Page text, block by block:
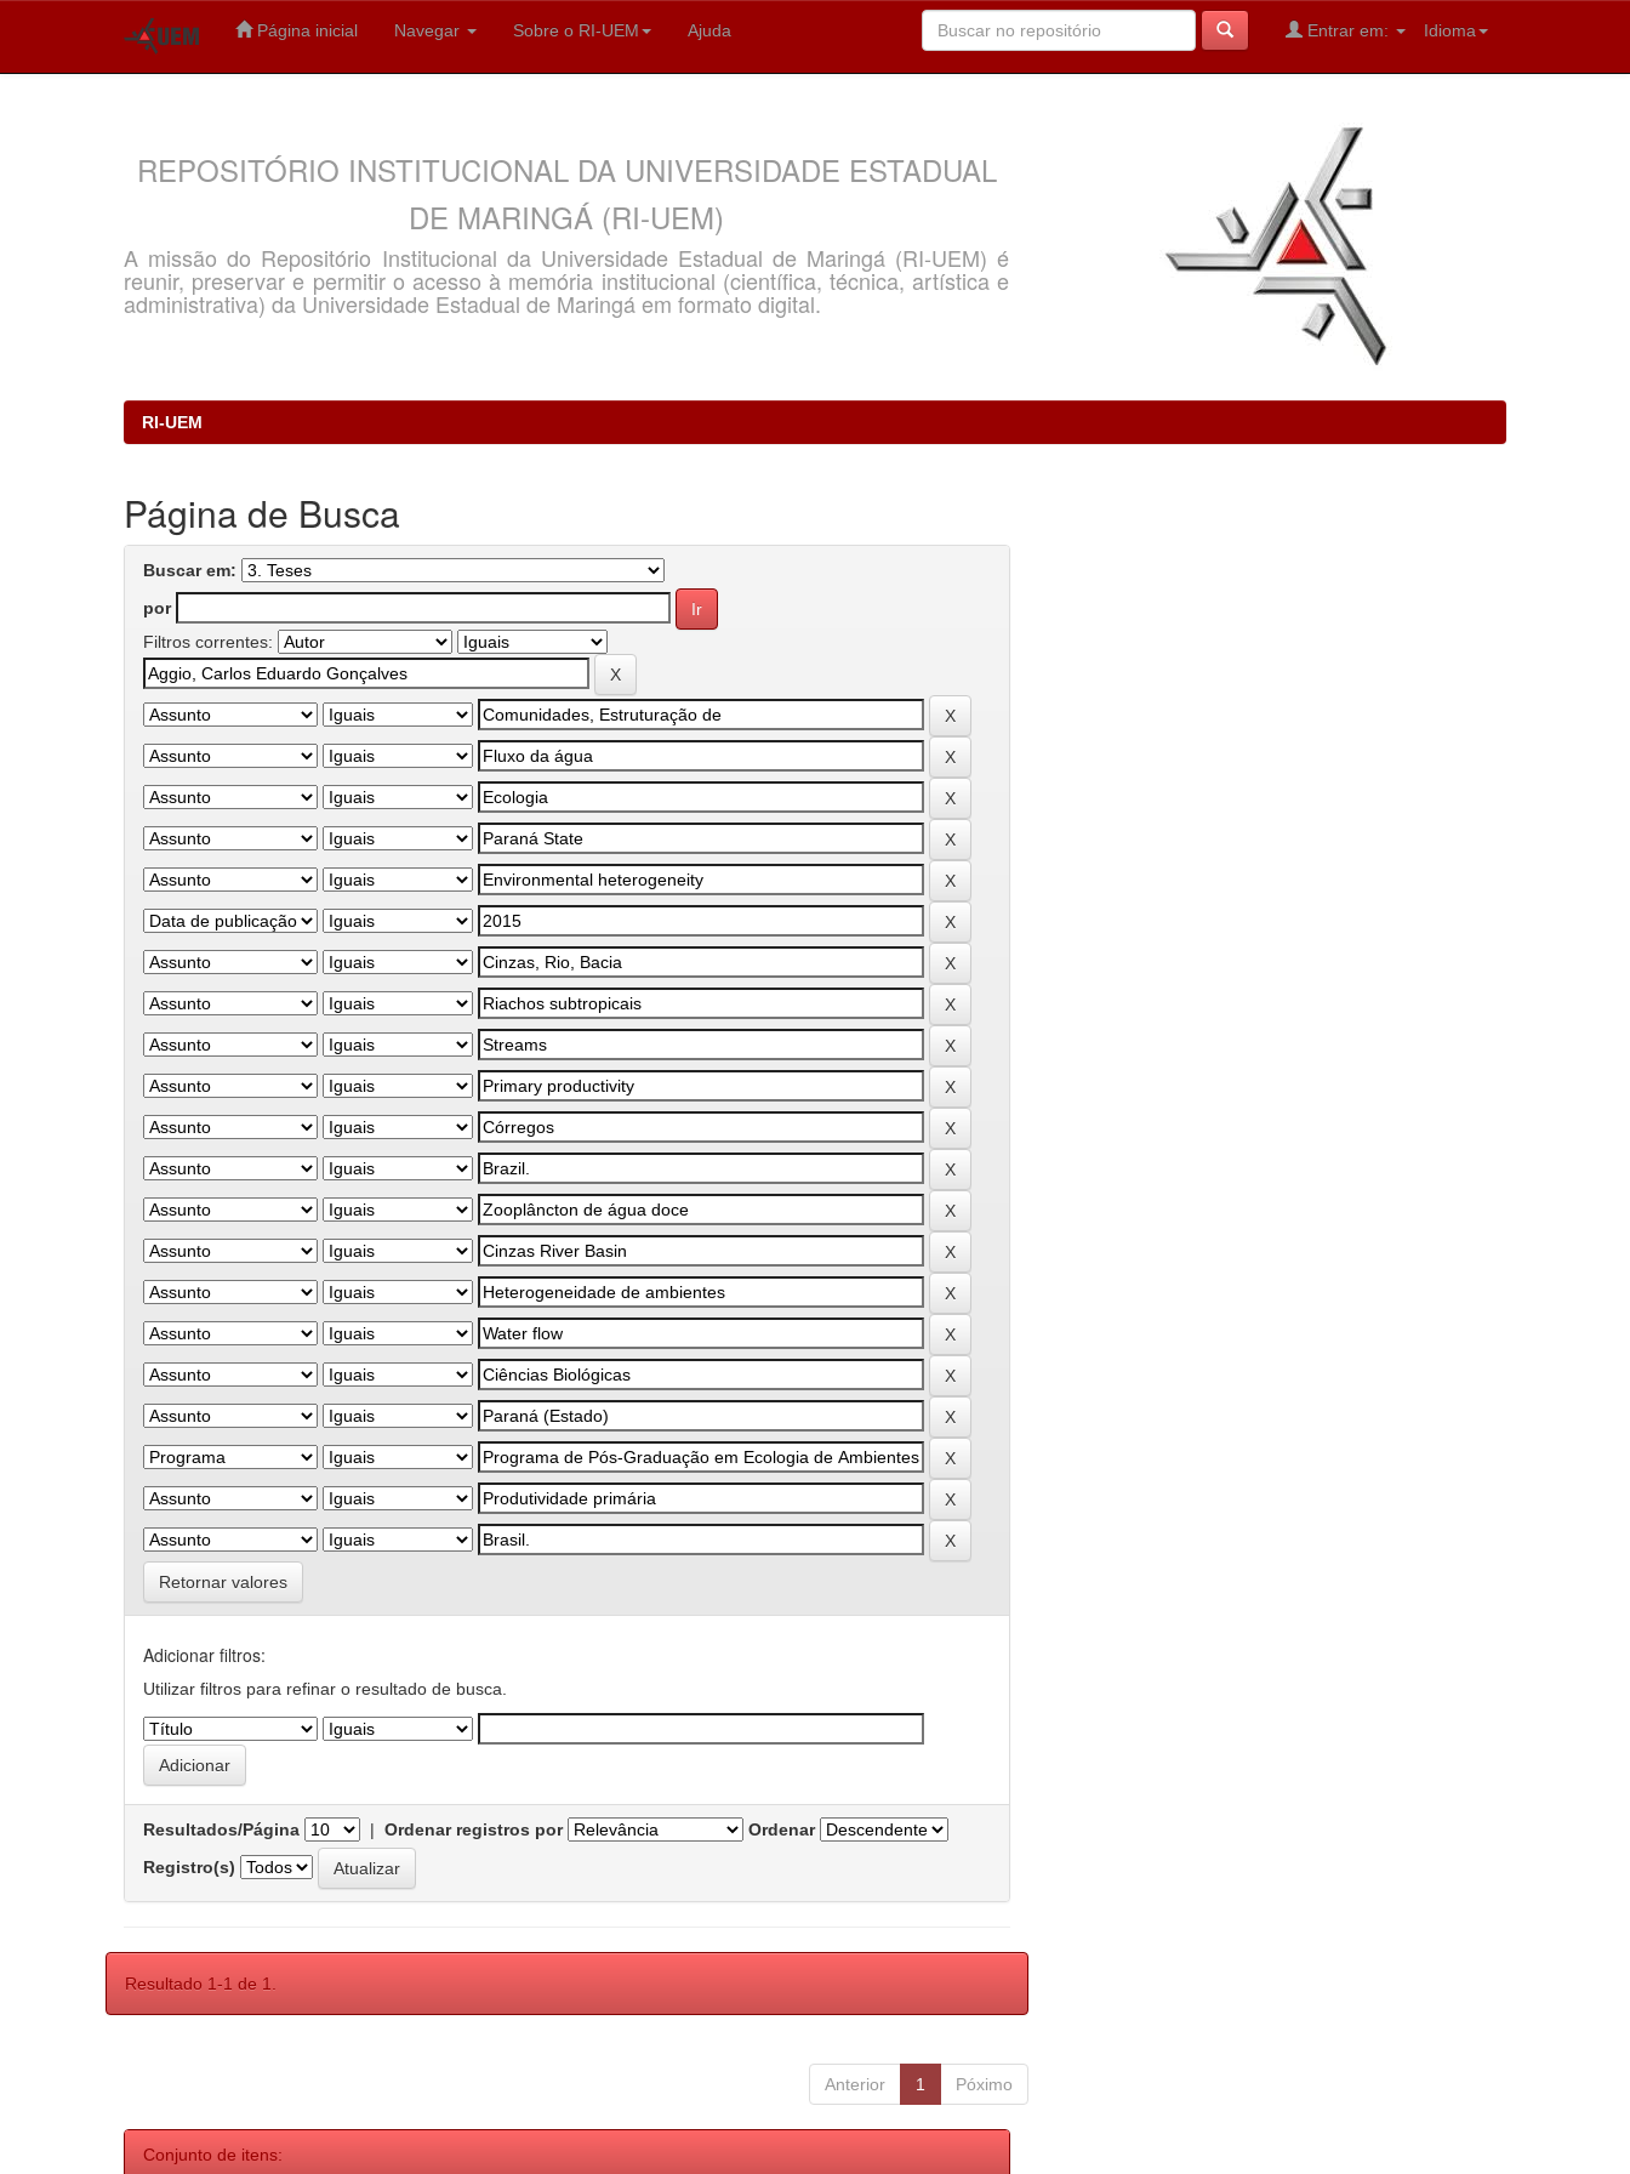
Página inicial Navegar Sobre o RI-UEM Ajuda Idioma
Entrar em:
REPOSITÓRIO INSTITUCIONAL DA UNIVERSIDADE ESTADUAL
DE MARINGÁ (RI-UEM)
A missão do Repositório Institucional da Universidade Estadual de Maringá (RI-UEM) é
reunir, preservar e permitir o acesso à memória institucional (científica, técnica, artística e
administrativa) da Universidade Estadual de Maringá em formato digital.
RI-UEM
Página de Busca
Buscar em:
por
Filtros correntes:
Retornar valores
Adicionar filtros:
Utilizar filtros para refinar o resultado de busca.
Resultados/Página | Ordenar registros por
Ordenar
Registro(s)
Resultado 1-1 de 1.
Anterior 1 Póximo
Conjunto de itens: